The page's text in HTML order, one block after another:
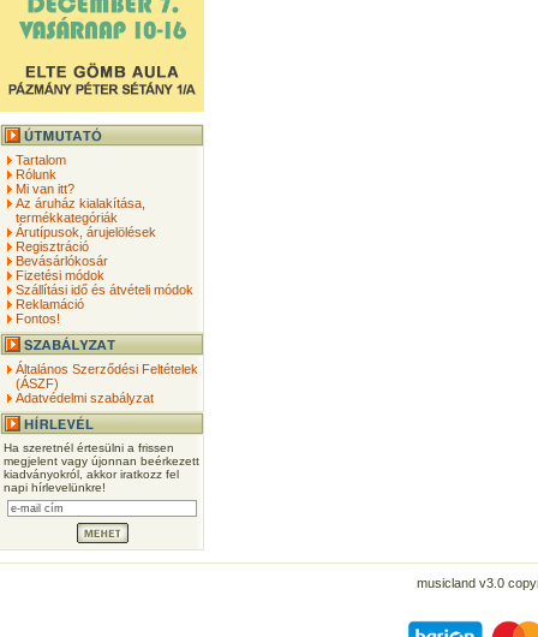
Tartalom
Rólunk
Mi van itt?
Az áruház kialakítása,
termékkategóriák
Árutípusok, árujelölések
Regisztráció
Bevásárlókosár
Fizetési módok
Szállítási idő és átvételi módok
Reklamáció
Fontos!
Általános Szerződési Feltételek
(ÁSZF)
Adatvédelmi szabályzat
Ha szeretnél értesülni a frissen
megjelent vagy újonnan beérkezett
kiadványokról, akkor iratkozz fel
napi hírlevelünkre!
musicland v3.0